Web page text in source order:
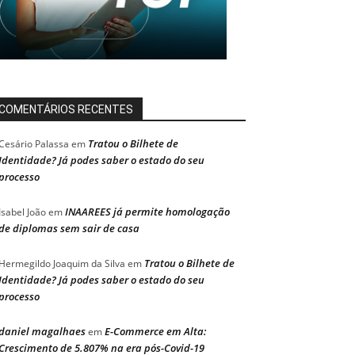
RECENTES
Palassa em Tratou o Bilhete de
Já podes saber o estado do seu
JoãoemINAAREES já permite homologação
diplomas sem sair de casa
Joaquim da Silva em Tratou o Bilhete de
Já podes saber o estado do seu
magalhaesemE-Commerce em Alta:
de 5.807% na era pós-Covid-19